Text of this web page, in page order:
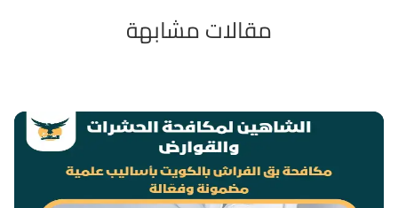
مقالات مشابهة